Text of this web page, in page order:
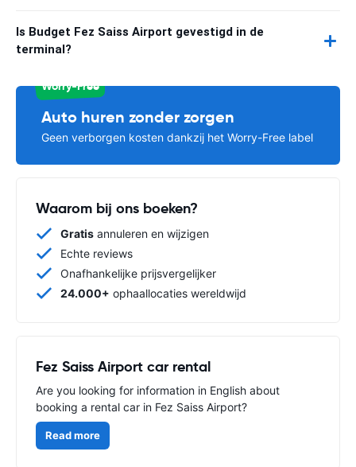
Is Budget Fez Saiss Airport gevestigd in de
terminal?
Worry-Free
Auto huren zonder zorgen
Geen verborgen kosten dankzij het Worry-Free label
Waarom bij ons boeken?
Gratis annuleren en wijzigen
Echte reviews
Onafhankelijke prijsvergelijker
24.000+ ophaallocaties wereldwijd
Fez Saiss Airport car rental
Are you looking for information in English about
booking a rental car in Fez Saiss Airport?
Read more